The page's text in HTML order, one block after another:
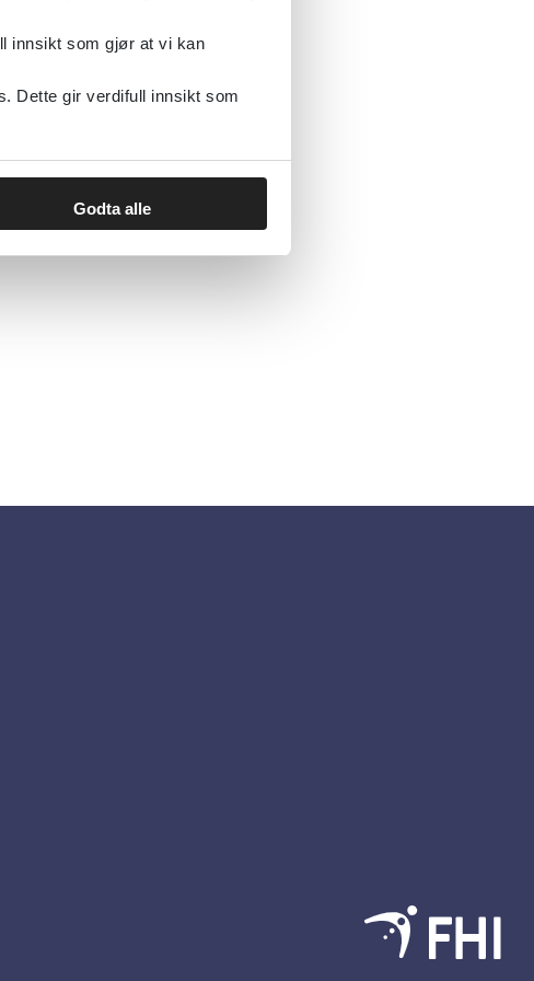
innsikt som gjør at vi kan
Dette gir verdifull innsikt som
Godta alle